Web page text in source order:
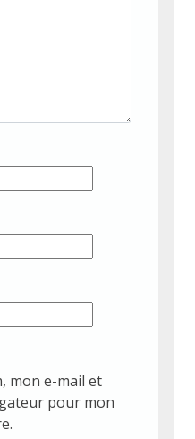
mon e-mail et
pour mon